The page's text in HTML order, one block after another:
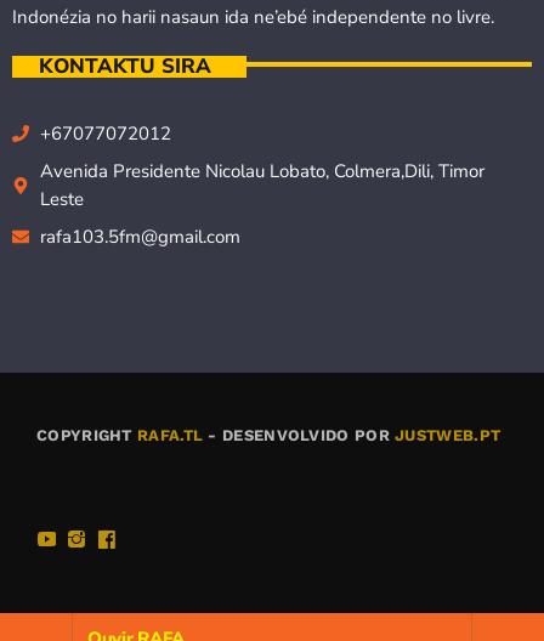
Indonézia no harii nasaun ida ne’ebé independente no livre.
KONTAKTU SIRA
+67077072012
Avenida Presidente Nicolau Lobato, Colmera,Dili, Timor
Leste
rafa103.5fm@gmail.com
COPYRIGHT RAFA.TL - DESENVOLVIDO PORJUSTWEB.PT